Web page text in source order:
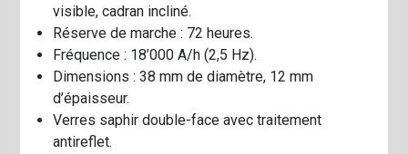
visible, cadran incliné.
Réserve de marche : 72 heures.
Fréquence : 18’000 A/h (2,5 Hz).
Dimensions : 38 mm de diamètre, 12 mm
d’épaisseur.
Verres saphir double-face avec traitement
antireflet.